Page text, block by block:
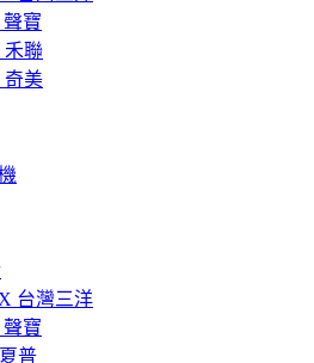
聲寶
禾聯
奇美
台灣三洋
聲寶
普